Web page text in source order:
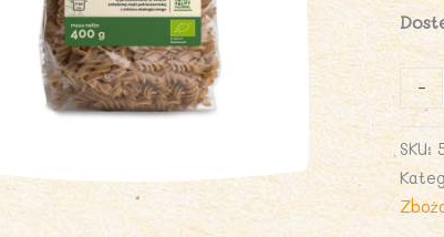
-
ilość
BIO
SKU: